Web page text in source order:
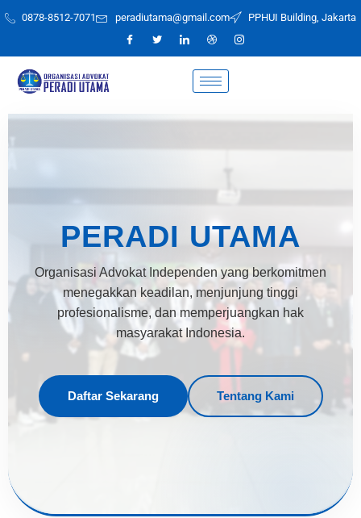
0878-8512-7071 peradiutama@gmail.com PPHUI Building, Jakarta
PERADI UTAMA
Organisasi Advokat Independen yang berkomitmen
menegakkan keadilan, menjunjung tinggi
profesionalisme, dan memperjuangkan hak
masyarakat Indonesia.
Daftar Sekarang Tentang Kami